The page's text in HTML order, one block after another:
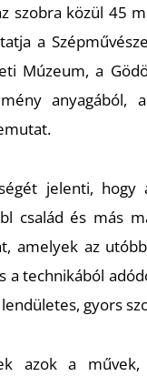
szobra közül 45
a
Múzeum, a
anyagából,
jelenti, hogy
család és más
amelyek az
a technikából
gyors
azok a